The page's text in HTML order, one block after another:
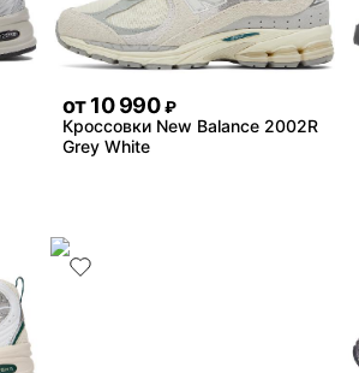
от10 990 ₽
Кроссовки New Balance 2002R
Grey White